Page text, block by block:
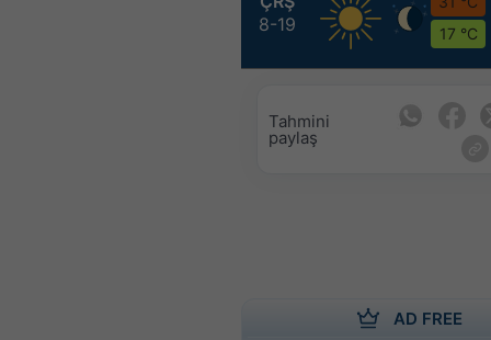
8-19
17 °C
Tahmini
paylaş
AD FREE